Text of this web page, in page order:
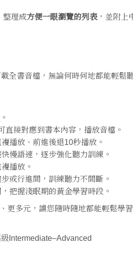
整理成方便一眼瀏覽的列表，並附上
全書音檔，無論何時何地都能輕鬆
接對應到書本內容，播放音檔。
播放、前進後退10秒播放。
慢語速，逐步強化聽力訓練。
播放。
或行進間，訓練聽力不間斷。
把握淺眠期的黃金學習時段。
更多元，讓您隨時隨地都能輕鬆學
Intermediate–Advanced